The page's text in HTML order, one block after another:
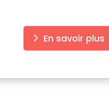
En savoir plus